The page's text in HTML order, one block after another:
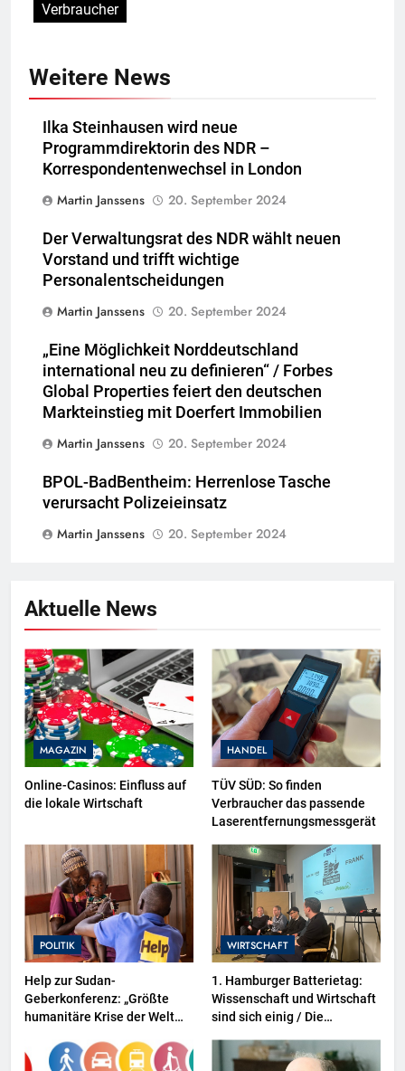
Verbraucher
Weitere News
Ilka Steinhausen wird neue
Programmdirektorin des NDR –
Korrespondentenwechsel in London
Martin Janssens
20. September 2024
Der Verwaltungsrat des NDR wählt neuen
Vorstand und trifft wichtige
Personalentscheidungen
Martin Janssens
20. September 2024
„Eine Möglichkeit Norddeutschland
international neu zu definieren“ / Forbes
Global Properties feiert den deutschen
Markteinstieg mit Doerfert Immobilien
Martin Janssens
20. September 2024
BPOL-BadBentheim: Herrenlose Tasche
verursacht Polizeieinsatz
Martin Janssens
20. September 2024
Aktuelle News
MAGAZIN
Online-Casinos: Einfluss auf
die lokale Wirtschaft
HANDEL
TÜV SÜD: So finden
Verbraucher das passende
Laserentfernungsmessgerät
POLITIK
Help zur Sudan-
Geberkonferenz: „Größte
humanitäre Krise der Welt
WIRTSCHAFT
1. Hamburger Batterietag:
Wissenschaft und Wirtschaft
sind sich einig / Die
Speicher, nicht Stillstand